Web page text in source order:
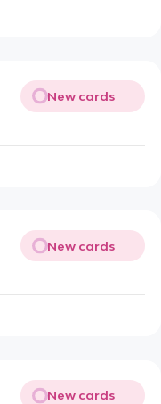
New cards
New cards
New cards